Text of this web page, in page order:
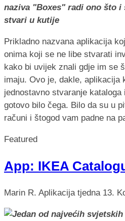
naziva "Boxes" radi ono što
stvari u kutije
Prikladno nazvana aplikacija
onima koji se ne libe stvarati
kako bi uvijek znali gdje im se
imaju. Ovo je, dakle, aplikacija
jednostavno stvaranje
gotovo bilo čega. Bilo da su u
računi i štogod vam padne na
Featured
App: IKEA
Marin R. Aplikacija tjedna 13.